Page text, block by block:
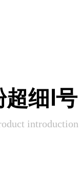
细Ⅰ号
introduction